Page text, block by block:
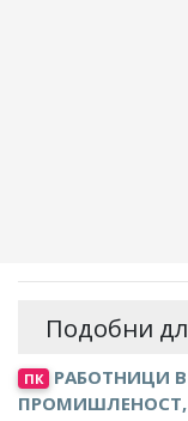
Подобни
ПК РАБОТНИЦИ
ПРОМИШЛЕНОСТ,